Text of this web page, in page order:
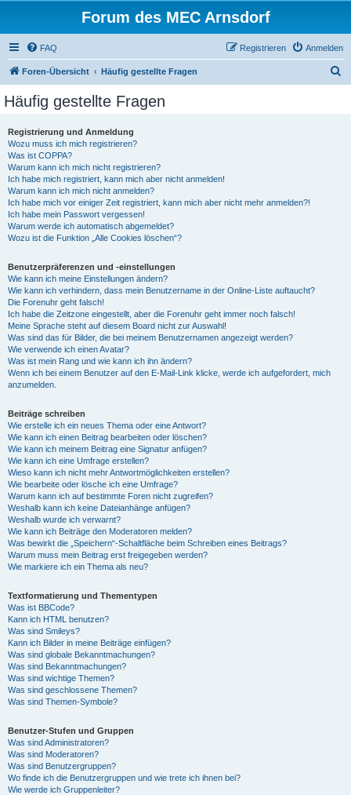
Forum des MEC Arnsdorf
FAQ Anmelden
Registrieren
Foren-Übersicht Häufig gestellte Fragen
Häufig gestellte Fragen
Registrierung und Anmeldung
Wozu muss ich mich registrieren?
Was ist COPPA?
Warum kann ich mich nicht registrieren?
Ich habe mich registriert, kann mich aber nicht anmelden!
Warum kann ich mich nicht anmelden?
Ich habe mich vor einiger Zeit registriert, kann mich aber nicht mehr anmelden?!
Ich habe mein Passwort vergessen!
Warum werde ich automatisch abgemeldet?
Wozu ist die Funktion „Alle Cookies löschen“?
Benutzerpräferenzen und -einstellungen
Wie kann ich meine Einstellungen ändern?
Wie kann ich verhindern, dass mein Benutzername in der Online-Liste auftaucht?
Die Forenuhr geht falsch!
Ich habe die Zeitzone eingestellt, aber die Forenuhr geht immer noch falsch!
Meine Sprache steht auf diesem Board nicht zur Auswahl!
Was sind das für Bilder, die bei meinem Benutzernamen angezeigt werden?
Wie verwende ich einen Avatar?
Was ist mein Rang und wie kann ich ihn ändern?
Wenn ich bei einem Benutzer auf den E-Mail-Link klicke, werde ich aufgefordert, mich
anzumelden.
Beiträge schreiben
Wie erstelle ich ein neues Thema oder eine Antwort?
Wie kann ich einen Beitrag bearbeiten oder löschen?
Wie kann ich meinem Beitrag eine Signatur anfügen?
Wie kann ich eine Umfrage erstellen?
Wieso kann ich nicht mehr Antwortmöglichkeiten erstellen?
Wie bearbeite oder lösche ich eine Umfrage?
Warum kann ich auf bestimmte Foren nicht zugreifen?
Weshalb kann ich keine Dateianhänge anfügen?
Weshalb wurde ich verwarnt?
Wie kann ich Beiträge den Moderatoren melden?
Was bewirkt die „Speichern“-Schaltfläche beim Schreiben eines Beitrags?
Warum muss mein Beitrag erst freigegeben werden?
Wie markiere ich ein Thema als neu?
Textformatierung und Thementypen
Was ist BBCode?
Kann ich HTML benutzen?
Was sind Smileys?
Kann ich Bilder in meine Beiträge einfügen?
Was sind globale Bekanntmachungen?
Was sind Bekanntmachungen?
Was sind wichtige Themen?
Was sind geschlossene Themen?
Was sind Themen-Symbole?
Benutzer-Stufen und Gruppen
Was sind Administratoren?
Was sind Moderatoren?
Was sind Benutzergruppen?
Wo finde ich die Benutzergruppen und wie trete ich ihnen bei?
Wie werde ich Gruppenleiter?